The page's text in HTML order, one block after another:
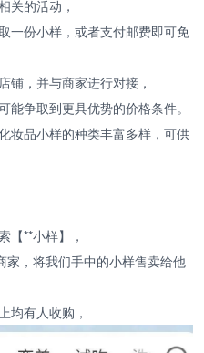
关的活动，
一份小样，或者支付邮费即可免
铺，并与商家进行对接，
争取到更具优势的价格条件。
妆品小样的种类丰富多样，可供
【**小样】，
家，将我们手中的小样售卖给他
均有人收购，